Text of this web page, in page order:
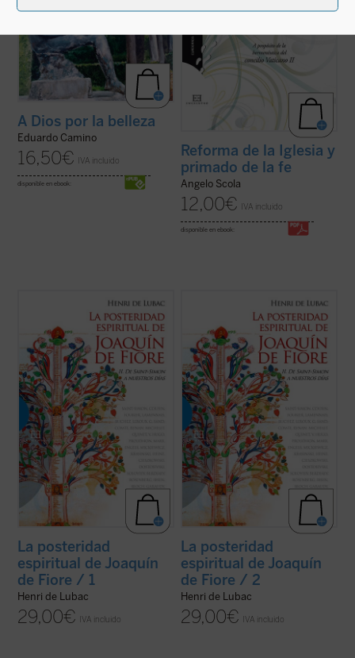
A Dios por la belleza
Eduardo Camino
16,50€ IVA incluido
disponible en ebook:
Reforma de la Iglesia y
primado de la fe
Angelo Scola
12,00€ IVA incluido
disponible en ebook:
La enigmática figura de Joaquín de Fiore ha
suscitado escaso interés entre los
historiadores de la exégesis y de la
teología. Sin embargo, este monje,
fundador de una orden religiosa y amigo de
los papas, fue el iniciador de uno de los ...
(ver ficha)
La posteridad
espiritual de Joaquín
de Fiore / 1
Henri de Lubac
29,00€ IVA incluido
La enigmática figura de Joaquín de Fiore ha
suscitado escaso interés entre los
historiadores de la exégesis y de la
teología. Sin embargo, este monje,
fundador de una orden religiosa y amigo de
los papas, fue el iniciador de uno de los ...
(ver ficha)
La posteridad
espiritual de Joaquín
de Fiore / 2
Henri de Lubac
29,00€ IVA incluido